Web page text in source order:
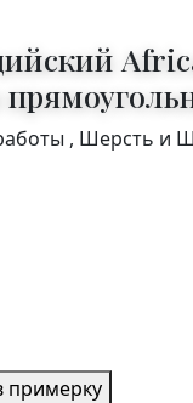
, Шерсть и
примерку